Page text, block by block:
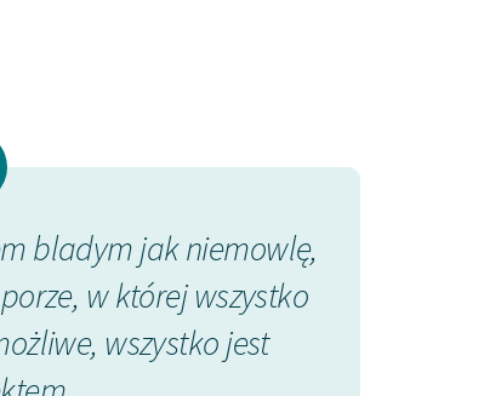
bladym jak niemowlę,
w której wszystko
wszystko jest